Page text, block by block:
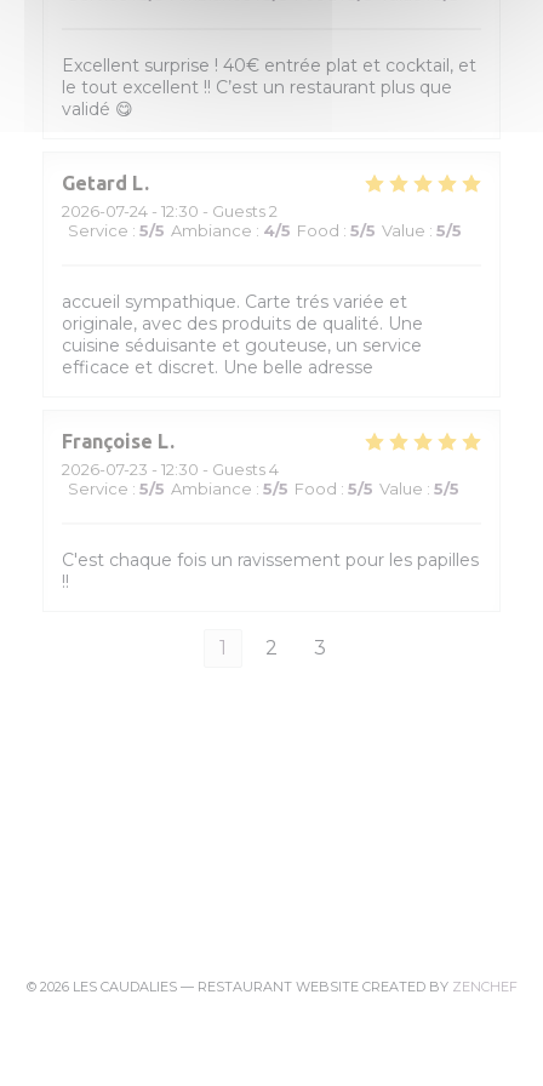
Excellent surprise ! 40€ entrée plat et cocktail, et
le tout excellent !! C’est un restaurant plus que
validé 😋
Getard L
2026-07-24 - 12:30 - Guests 2
Service : 5/5 Ambiance : 4/5 Food : 5/5 Value : 5/5
accueil sympathique. Carte trés variée et
originale, avec des produits de qualité. Une
cuisine séduisante et gouteuse, un service
efficace et discret. Une belle adresse
Françoise L
2026-07-23 - 12:30 - Guests 4
Service : 5/5 Ambiance : 5/5 Food : 5/5 Value : 5/5
C'est chaque fois un ravissement pour les papilles
!!
1 2 3
© 2026 LES CAUDALIES — RESTAURANT WEBSITE CREATED BY ZENCHEF